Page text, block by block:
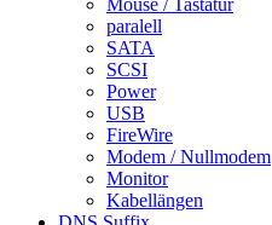
Mouse / Tastatur
paralell
SATA
SCSI
Power
USB
FireWire
Modem / Nullmodem
Monitor
Kabellängen